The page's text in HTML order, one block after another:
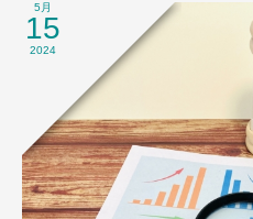
5月
15
2024